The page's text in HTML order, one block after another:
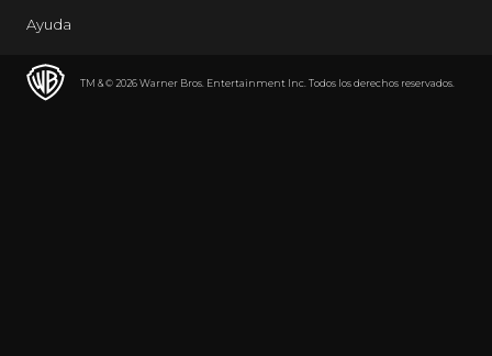
TM & © 2026 Warner Bros. Entertainment Inc. Todos los derechos reservados.
Ayuda